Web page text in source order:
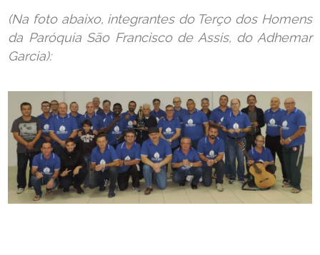
(Na foto abaixo, integrantes do Terço dos Homens
da Paróquia São Francisco de Assis, do Adhemar
Garcia):